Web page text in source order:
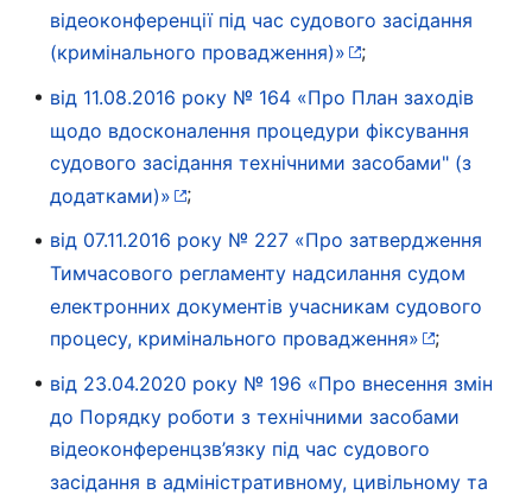
відеоконференції під час судового засідання
(кримінального провадження)»
;
від 11.08.2016 року № 164 «Про План заходів
щодо вдосконалення процедури фіксування
судового засідання технічними засобами" (з
додатками)»
;
від 07.11.2016 року № 227 «Про затвердження
Тимчасового регламенту надсилання судом
електронних документів учасникам судового
процесу, кримінального провадження»
;
від 23.04.2020 року № 196 «Про внесення змін
до Порядку роботи з технічними засобами
відеоконференцзв’язку під час судового
засідання в адміністративному, цивільному та